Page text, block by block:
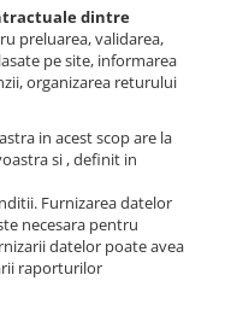
dintre
preluarea, validarea,
pe site, informarea
organizarea returului
in acest scop are la
si , definit in
Furnizarea datelor
necesara pentru
datelor poate avea
raporturilor